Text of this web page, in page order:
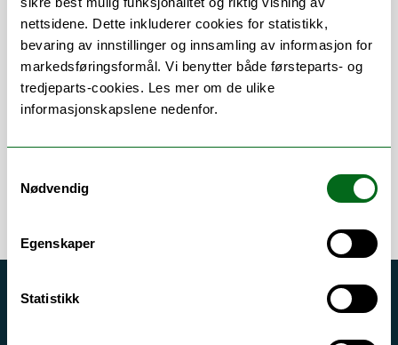
nettsidene. Dette inkluderer cookies for statistikk,
bevaring av innstillinger og innsamling av informasjon for
markedsføringsformål. Vi benytter både førsteparts- og
tredjeparts-cookies. Les mer om de ulike
informasjonskapslene nedenfor.
Nødvendig
Egenskaper
Statistikk
Om
Forskning og undervisning
Publikasjoner
Her finner du meg
Akutt hjelp